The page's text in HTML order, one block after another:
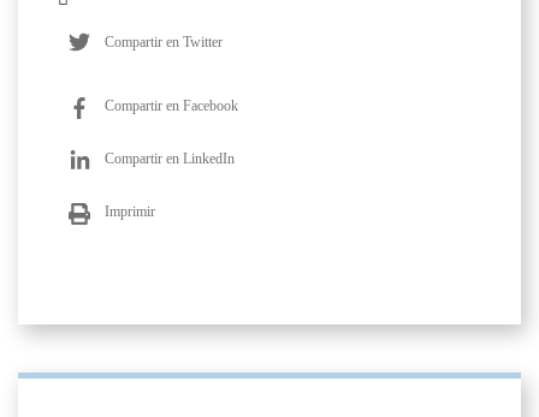
Compartir en Twitter
Compartir en Facebook
Compartir en LinkedIn
Imprimir